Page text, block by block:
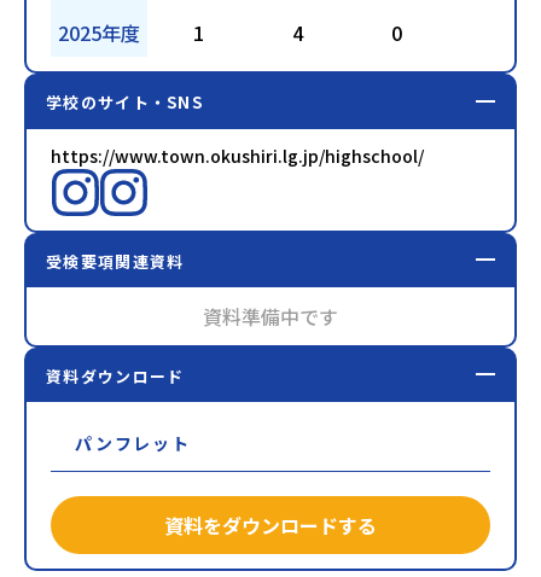
2025年度
1 4 0
学校のサイト・SNS
https://www.town.okushiri.lg.jp/highschool/
受検要項関連資料
資料準備中です
資料ダウンロード
パンフレット
資料をダウンロードする